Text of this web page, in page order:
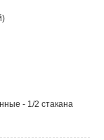
- 1/2 стакана